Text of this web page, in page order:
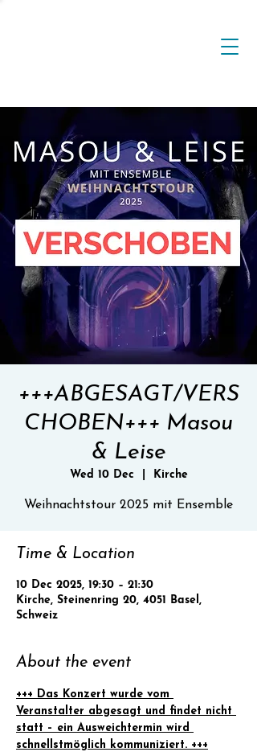
+++ABGESAGT/VERS
CHOBEN+++ Masou
& Leise
Wed 10 Dec Kirche
Weihnachtstour 2025 mit Ensemble
Time & Location
10 Dec 2025, 19:30 – 21:30
Kirche, Steinenring 20, 4051 Basel,
Schweiz
About the event
+++ Das Konzert wurde vom
Veranstalter abgesagt und findet nicht
statt – ein Ausweichtermin wird
schnellstmöglich kommuniziert. +++